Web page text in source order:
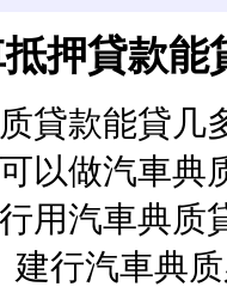
押貸款能
貸款能貸几
以做汽車典
用汽車典质
汽車典质